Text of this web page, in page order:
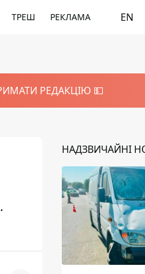
ТРЕШ РЕКЛАМА EN
РЕДАКЦІЮ 💵
НАДЗВИЧАЙНІ